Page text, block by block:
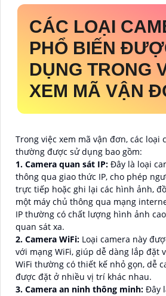
CÁC LOẠI
PHỔ BIẾN
DỤNG TRONG
XEM MÃ VẬN
Trong việc xem mã vận đơn, các loại
thường được sử dụng bao gồm:
1. Camera quan sát IP: Đây là loại
thông qua giao thức IP, cho phép
trực tiếp hoặc ghi lại các hình ảnh,
một máy chủ thông qua mạng
IP thường có chất lượng hình ảnh
quan sát xa.
2. Camera WiFi: Loại camera này
với mạng WiFi, giúp dễ dàng lắp đặt
WiFi thường có thiết kế nhỏ gọn, dễ
được đặt ở nhiều vị trí khác nhau.
3. Camera an ninh thông minh: Đây